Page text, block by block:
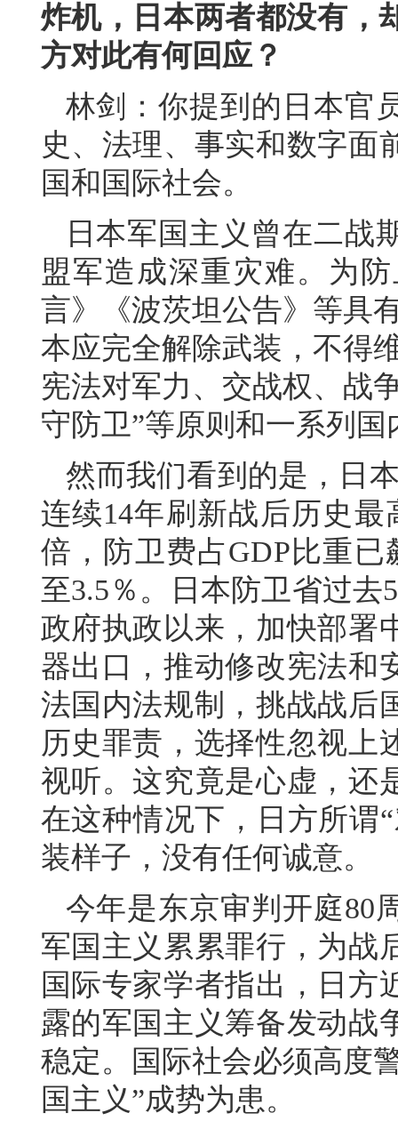
炸机，日本两者都没有，
方对此有何回应？
林剑：你提到的日本官
史、法理、事实和数字面
国和国际社会。
日本军国主义曾在二战
盟军造成深重灾难。为
言》《波茨坦公告》等具
本应完全解除武装，不得
宪法对军力、交战权、战
守防卫”等原则和一系列国
然而我们看到的是，日
连续14年刷新战后历史
倍，防卫费占GDP比重
至3.5％。日本防卫省过
政府执政以来，加快部署
器出口，推动修改宪法和
法国内法规制，挑战战后
历史罪责，选择性忽视上
视听。这究竟是心虚，还
在这种情况下，日方所谓
装样子，没有任何诚意。
今年是东京审判开庭80
军国主义累累罪行，为战
国际专家学者指出，日方
露的军国主义筹备发动战
稳定。国际社会必须高度
国主义”成势为患。